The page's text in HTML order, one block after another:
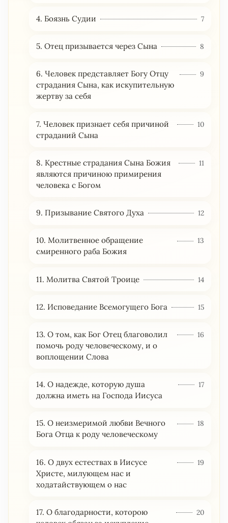
4. Боязнь Судии 7
5. Отец призывается через Сына 8
6. Человек представляет Богу Отцу
страдания Сына, как искупительную
жертву за себя
9
7. Человек признает себя причиной
страданий Сына
10
8. Крестные страдания Сына Божия
являются причиною примирения
человека с Богом
11
9. Призывание Святого Духа 12
10. Молитвенное обращение
смиренного раба Божия
13
11. Молитва Святой Троице 14
12. Исповедание Всемогущего Бога 15
13. О том, как Бог Отец благоволил
помочь роду человеческому, и о
воплощении Слова
16
14. О надежде, которую душа
должна иметь на Господа Иисуса
17
15. О неизмеримой любви Вечного
Бога Отца к роду человеческому
18
16. О двух естествах в Иисусе
Христе, милующем нас и
ходатайствующем о нас
19
17. О благодарности, которою
20